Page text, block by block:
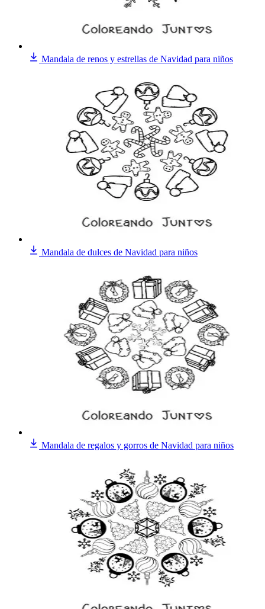
Mandala de renos y estrellas de Navidad para niños
Mandala de dulces de Navidad para niños
Mandala de regalos y gorros de Navidad para niños